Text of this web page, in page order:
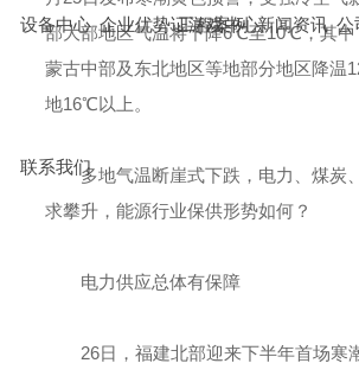
证游戏中心
设备中心 企业优势 工程案例 新闻资讯 公
联系我们
部大部地区气温将下降6℃至10℃，其中
蒙古中部及东北地区等地部分地区降
地16℃以上。
多地气温断崖式下跌，电力、煤炭
求攀升，能源行业保供形势如何？
电力供应总体有保障
26日，福建北部迎来下半年首场寒